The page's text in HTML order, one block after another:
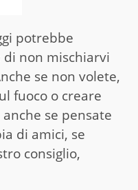
potrebbe
non mischiarvi
se non volete,
fuoco o creare
se pensate
di amici, se
consiglio,